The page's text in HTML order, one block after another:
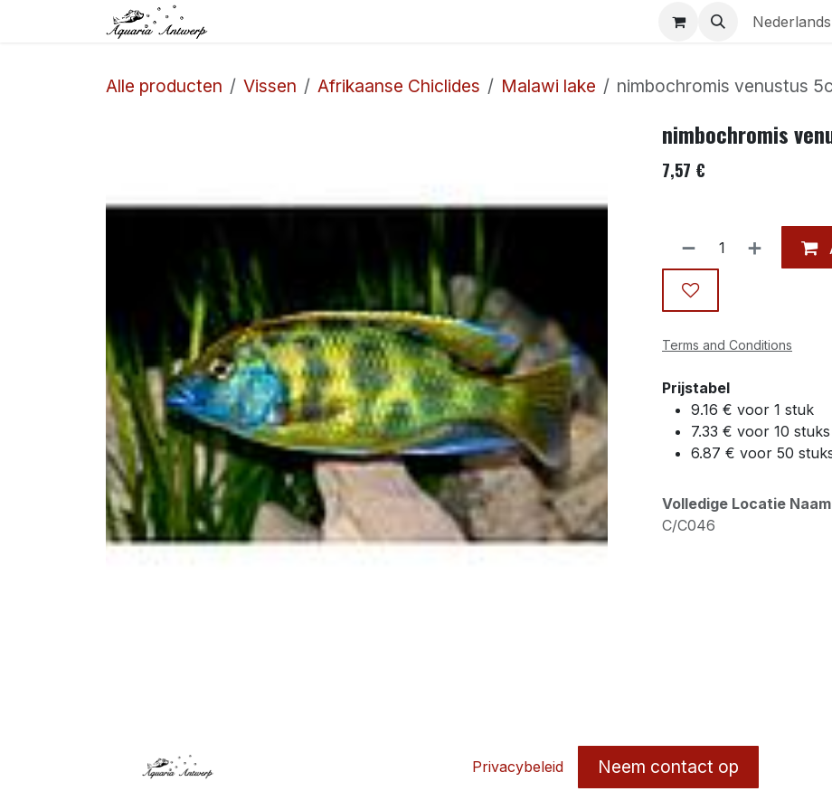
Overslaan naar inhoud
Alle producten Vissen Afrikaanse Chiclides Malawi lake nimbochromis venustus
nimbochromis
7,57 €
Terms and Conditions
Prijstabel
9.16 € voor 1 stuk
7.33 € voor 10 stuks
6.87 € voor 50
Volledige Locatie
C/C046
Privacybeleid Neem contact op